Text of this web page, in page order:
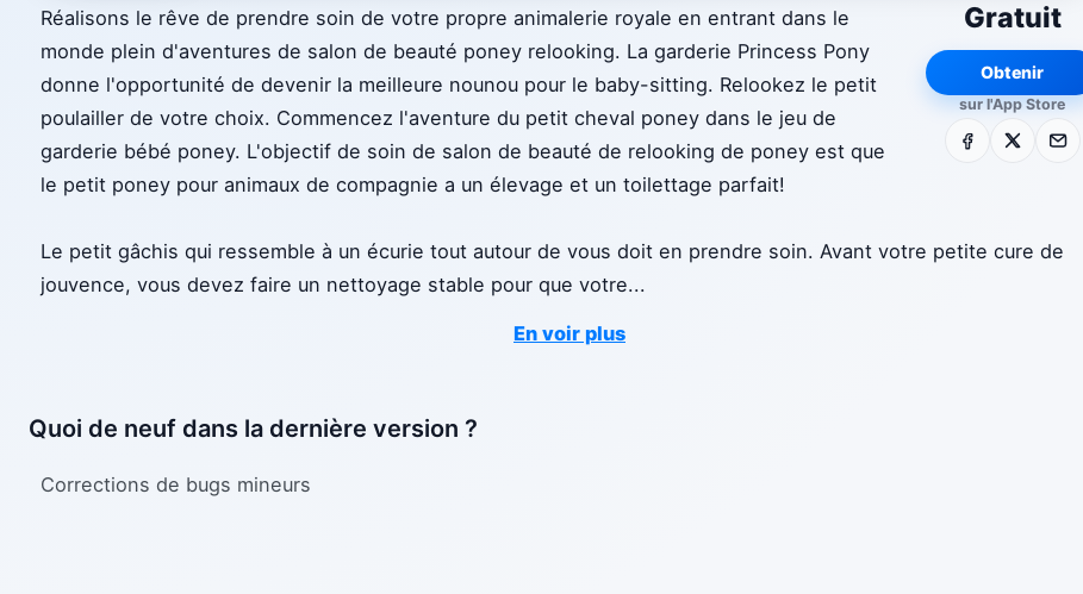
Gratuit
Obtenir
sur l'App Store
Facebook E-mail
Réalisons le rêve de prendre soin de votre propre animalerie royale en entrant dans le
monde plein d'aventures de salon de beauté poney relooking. La garderie Princess Pony
donne l'opportunité de devenir la meilleure nounou pour le baby-sitting. Relookez le petit
poulailler de votre choix. Commencez l'aventure du petit cheval poney dans le jeu de
garderie bébé poney. L'objectif de soin de salon de beauté de relooking de poney est que
le petit poney pour animaux de compagnie a un élevage et un toilettage parfait!
Le petit gâchis qui ressemble à un écurie tout autour de vous doit en prendre soin. Avant votre petite cure de
jouvence, vous devez faire un nettoyage stable pour que votre...
En voir plus
Quoi de neuf dans la dernière version ?
Corrections de bugs mineurs